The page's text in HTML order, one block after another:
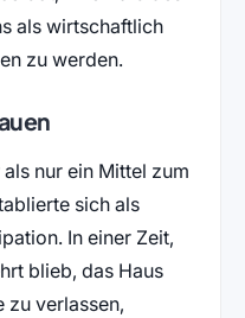
als wirtschaftlich
zu werden.
nur ein Mittel zum
sich als
In einer Zeit,
blieb, das Haus
zu verlassen,